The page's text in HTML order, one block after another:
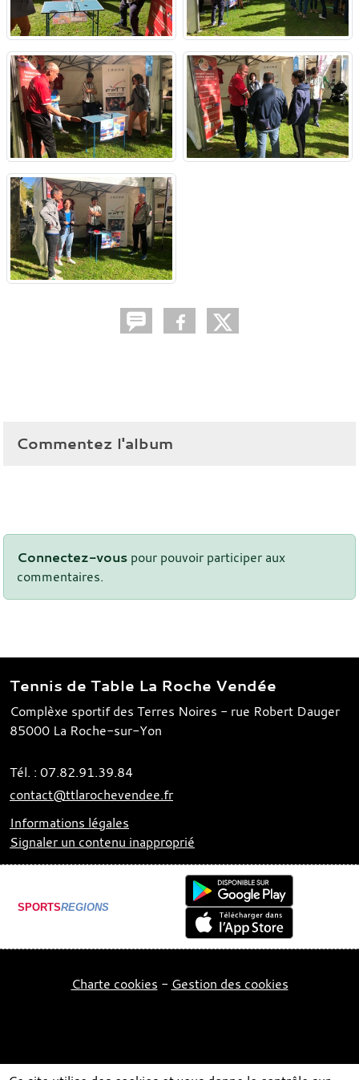
Commentez l'album
Connectez-vous pour pouvoir participer aux
commentaires.
Tennis de Table La Roche Vendée
Complèxe sportif des Terres Noires - rue Robert Dauger
85000 La Roche-sur-Yon
Tél. : 07.82.91.39.84
contact@ttlarochevendee.fr
Informations légales
Signaler un contenu inapproprié
SPORTSREGIONS
Charte cookies Gestion des cookies